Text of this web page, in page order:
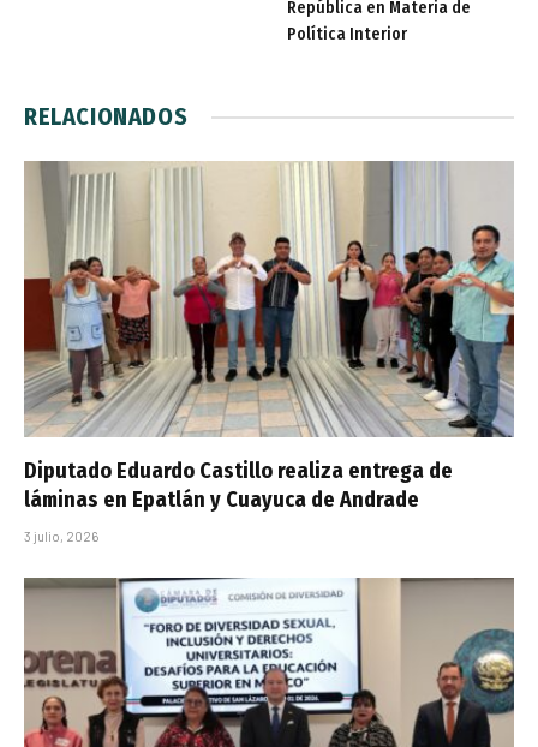
República en Materia de
Política Interior
RELACIONADOS
Diputado Eduardo Castillo realiza entrega de
láminas en Epatlán y Cuayuca de Andrade
3 julio, 2026